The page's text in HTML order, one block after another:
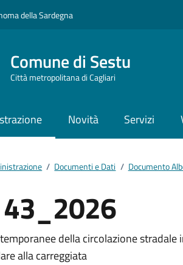
della Sardegna
Comune di Sestu
Città metropolitana di Cagliari
Novità Servizi
/ Documenti e Dati / Documento
deldella circolazione
alla carreggiata